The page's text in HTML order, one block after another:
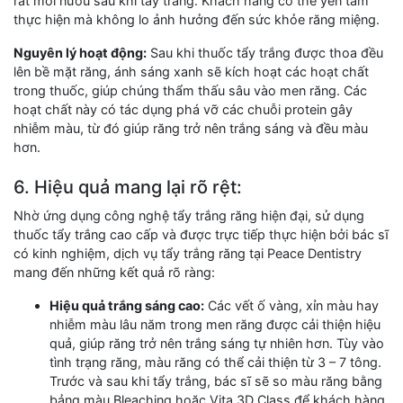
thực hiện mà không lo ảnh hưởng đến sức khỏe răng miệng.
Nguyên lý hoạt động: Sau khi thuốc tẩy trắng được thoa đều
lên bề mặt răng, ánh sáng xanh sẽ kích hoạt các hoạt chất
trong thuốc, giúp chúng thẩm thấu sâu vào men răng. Các
hoạt chất này có tác dụng phá vỡ các chuỗi protein gây
nhiễm màu, từ đó giúp răng trở nên trắng sáng và đều màu
hơn.
6. Hiệu quả mang lại rõ rệt:
Nhờ ứng dụng công nghệ tẩy trắng răng hiện đại, sử dụng
thuốc tẩy trắng cao cấp và được trực tiếp thực hiện bởi bác sĩ
có kinh nghiệm, dịch vụ tẩy trắng răng tại Peace Dentistry
mang đến những kết quả rõ ràng:
Hiệu quả trắng sáng cao: Các vết ố vàng, xỉn màu hay
nhiễm màu lâu năm trong men răng được cải thiện hiệu
quả, giúp răng trở nên trắng sáng tự nhiên hơn. Tùy vào
tình trạng răng, màu răng có thể cải thiện từ 3 – 7 tông.
Trước và sau khi tẩy trắng, bác sĩ sẽ so màu răng bằng
bảng màu Bleaching hoặc Vita 3D Class để khách hàng